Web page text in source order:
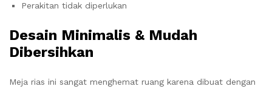
Perakitan tidak diperlukan
Desain Minimalis & Mudah
Dibersihkan
Meja rias ini sangat menghemat ruang karena dibuat dengan